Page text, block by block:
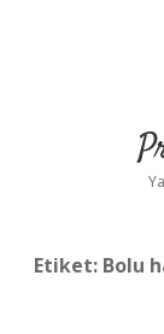
Etiket: Bolu